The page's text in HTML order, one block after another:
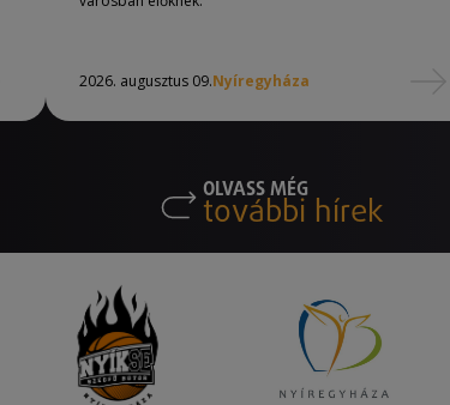
2026. augusztus 09.Nyíregyháza
OLVASS MÉG
további hírek